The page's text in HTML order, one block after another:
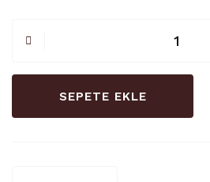
SEPETE EKLE